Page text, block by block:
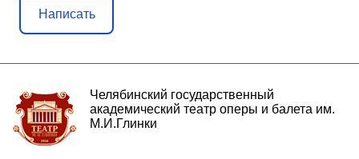
Написать
Челябинский государственный
академический театр оперы и балета им.
М.И.Глинки